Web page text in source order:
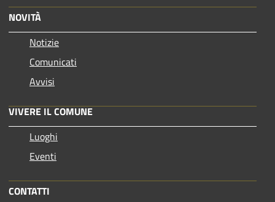
NOVITÀ
Notizie
Comunicati
Avvisi
VIVERE IL COMUNE
Luoghi
Eventi
CONTATTI